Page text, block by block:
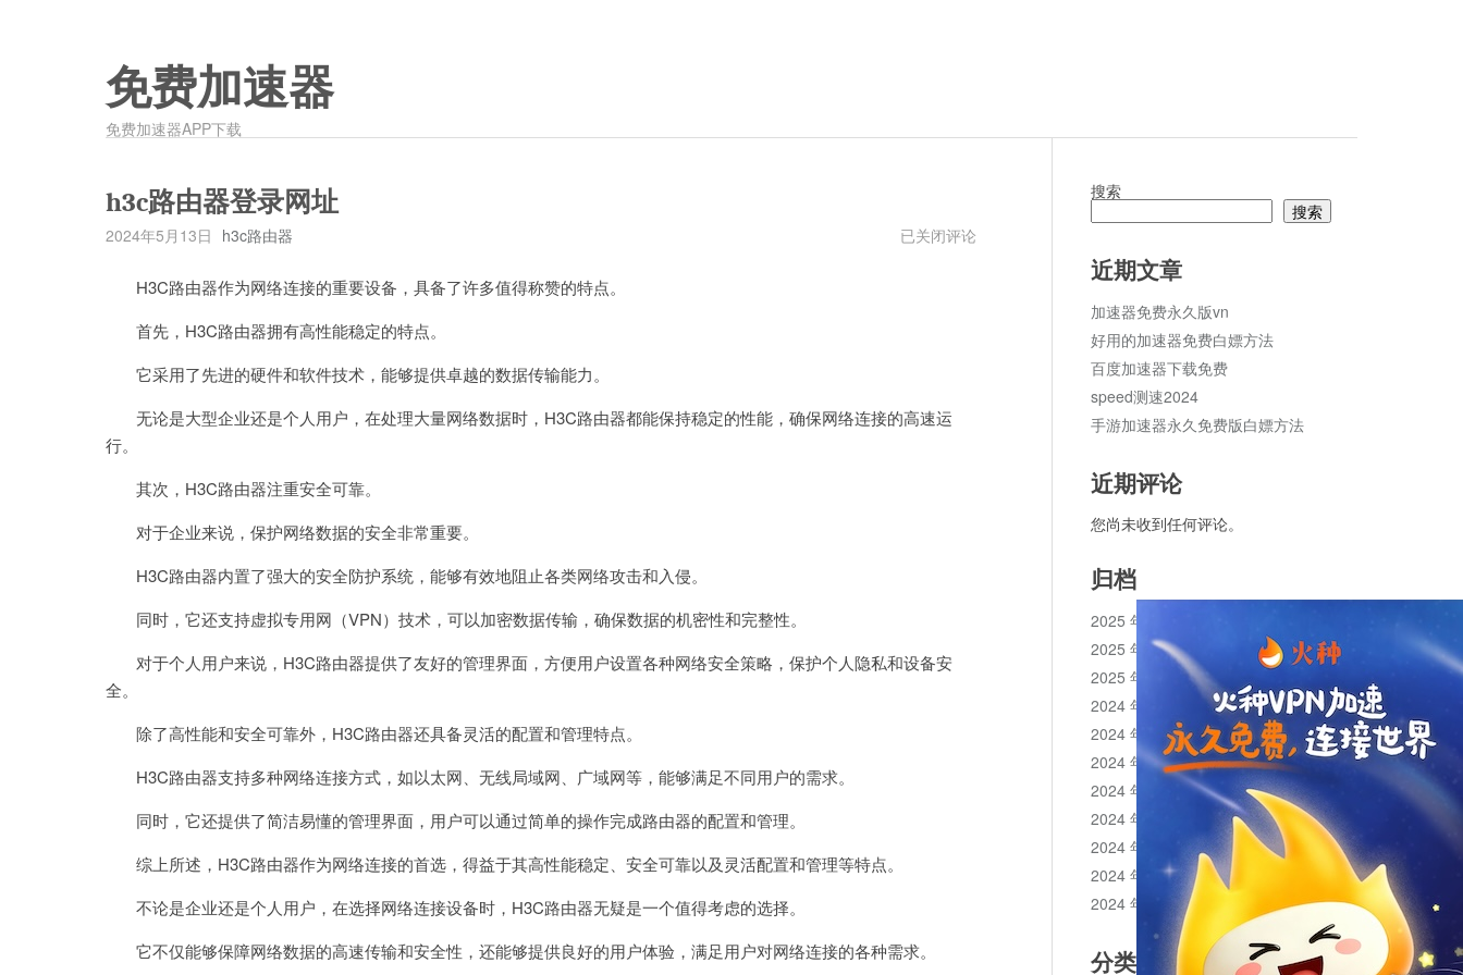
免费加速器
免费加速器APP下载
h3c路由器登录网址
2024年5月13日 h3c路由器
h3c
已关闭评论
H3C路由器作为网络连接的重要设备，具备了许多值得称赞的特点。
首先，H3C路由器拥有高性能稳定的特点。
它采用了先进的硬件和软件技术，能够提供卓越的数据传输能力。
无论是大型企业还是个人用户，在处理大量网络数据时，H3C路由器都能保持稳定的性能，确保网络连接的高速运
行。
其次，H3C路由器注重安全可靠。
对于企业来说，保护网络数据的安全非常重要。
H3C路由器内置了强大的安全防护系统，能够有效地阻止各类网络攻击和入侵。
同时，它还支持虚拟专用网（VPN）技术，可以加密数据传输，确保数据的机密性和完整性。
对于个人用户来说，H3C路由器提供了友好的管理界面，方便用户设置各种网络安全策略，保护个人隐私和设备安
全。
除了高性能和安全可靠外，H3C路由器还具备灵活的配置和管理特点。
H3C路由器支持多种网络连接方式，如以太网、无线局域网、广域网等，能够满足不同用户的需求。
同时，它还提供了简洁易懂的管理界面，用户可以通过简单的操作完成路由器的配置和管理。
综上所述，H3C路由器作为网络连接的首选，得益于其高性能稳定、安全可靠以及灵活配置和管理等特点。
不论是企业还是个人用户，在选择网络连接设备时，H3C路由器无疑是一个值得考虑的选择。
它不仅能够保障网络数据的高速传输和安全性，还能够提供良好的用户体验，满足用户对网络连接的各种需求。
搜索
搜索
近期文章
加速器免费永久版vn
好用的加速器免费白嫖方法
百度加速器下载免费
speed测速2024
手游加速器永久免费版白嫖方法
近期评论
您尚未收到任何评论。
归档
2025 年 11 月
2025 年 10 月
2025 年 1 月
2024 年 12 月
2024 年 11 月
2024 年 10 月
2024 年 9 月
2024 年 8 月
2024 年 7 月
2024 年 6 月
2024 年 5 月
分类目录